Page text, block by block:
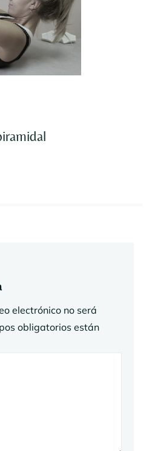
electrónico no será
obligatorios están